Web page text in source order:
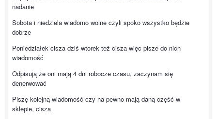
nadanie
Sobota i niedziela wiadomo wolne czyli spoko wszystko będzie
dobrze
Poniedziałek cisza dziś wtorek też cisza więc pisze do nich
wiadomość
Odpisują że oni mają 4 dni robocze czasu, zaczynam się
denerwować
Piszę kolejną wiadomość czy na pewno mają daną część w
sklepie, cisza